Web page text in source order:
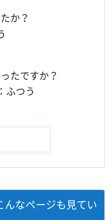
か？
たですか？
ふつう
んなページも見てい